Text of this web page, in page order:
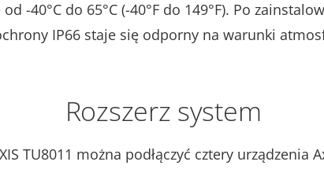
-40°C do 65°C (-40°F do 149°F). Po
IP66 staje się odporny na warunki
Rozszerz system
TU8011 można podłączyć cztery urządzenia